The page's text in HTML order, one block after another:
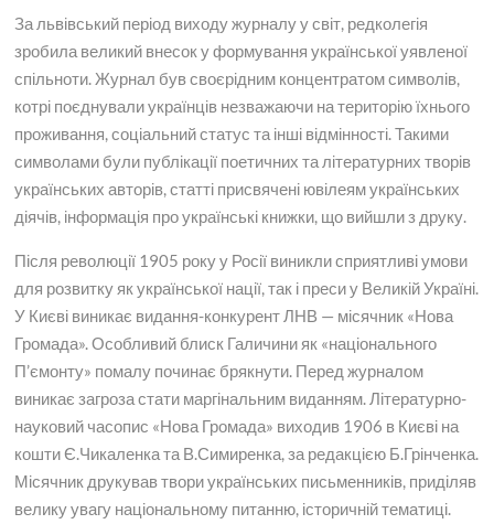
За львівський період виходу журналу у світ, редколегія
зробила великий внесок у формування української уявленої
спільноти. Журнал був своєрідним концентратом символів,
котрі поєднували українців незважаючи на територію їхнього
проживання, соціальний статус та інші відмінності. Такими
символами були публікації поетичних та літературних творів
українських авторів, статті присвячені ювілеям українських
діячів, інформація про українські книжки, що вийшли з друку.
Після революції 1905 року у Росії виникли сприятливі умови
для розвитку як української нації, так і преси у Великій Україні.
У Києві виникає видання-конкурент ЛНВ — місячник «Нова
Громада». Особливий блиск Галичини як «національного
П’ємонту» помалу починає брякнути. Перед журналом
виникає загроза стати маргінальним виданням. Літературно-
науковий часопис «Нова Громада» виходив 1906 в Києві на
кошти Є.Чикаленка та В.Симиренка, за редакцією Б.Грінченка.
Місячник друкував твори українських письменників, приділяв
велику увагу національному питанню, історичній тематиці.